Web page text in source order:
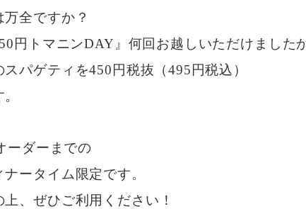
全ですか？
円トマニンDAY』何回お越しいただけました
スパゲティを450円税抜（495円税込）
ーダーまでの
ータイム限定です。
、ぜひご利用ください！